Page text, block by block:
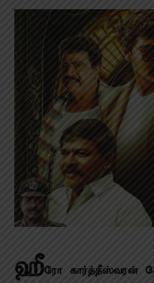
ஹீரோ கார்த்தீஸ்வரன்